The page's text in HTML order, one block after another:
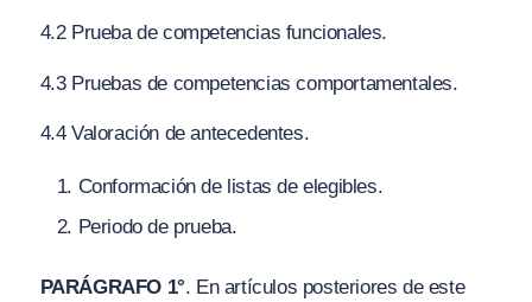
4.2 Prueba de competencias funcionales.
4.3 Pruebas de competencias comportamentales.
4.4 Valoración de antecedentes.
Conformación de listas de elegibles.
Periodo de prueba.
PARÁGRAFO 1°. En artículos posteriores de este